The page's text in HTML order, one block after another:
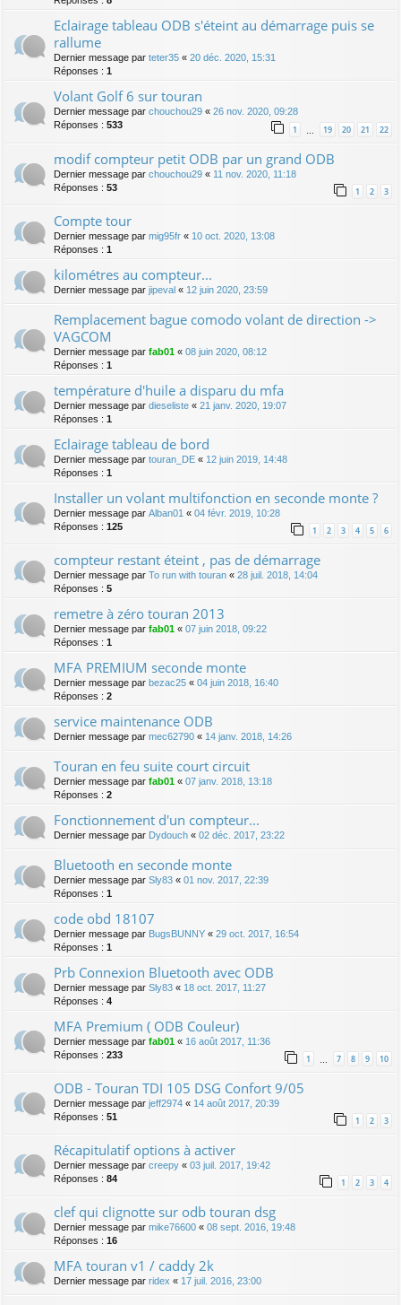
Eclairage tableau ODB s'éteint au démarrage puis se
rallume
Dernier message par teter35 « 20 déc. 2020, 15:31
Réponses : 1
Volant Golf 6 sur touran
Dernier message par chouchou29 « 26 nov. 2020, 09:28
Réponses : 533 1 19 20 21 22
modif compteur petit ODB par un grand ODB
Dernier message par chouchou29 « 11 nov. 2020, 11:18
Réponses : 53 1 2 3
Compte tour
Dernier message par mig95fr « 10 oct. 2020, 13:08
Réponses : 1
kilométres au compteur...
Dernier message par jipeval « 12 juin 2020, 23:59
Remplacement bague comodo volant de direction ->
VAGCOM
Dernier message par fab01 « 08 juin 2020, 08:12
Réponses : 1
température d'huile a disparu du mfa
Dernier message par dieseliste « 21 janv. 2020, 19:07
Réponses : 1
Eclairage tableau de bord
Dernier message par touran_DE « 12 juin 2019, 14:48
Réponses : 1
Installer un volant multifonction en seconde monte ?
Dernier message par Alban01 « 04 févr. 2019, 10:28
Réponses : 125 1 2 3 4 5 6
compteur restant éteint , pas de démarrage
Dernier message par To run with touran « 28 juil. 2018, 14:04
Réponses : 5
remetre à zéro touran 2013
Dernier message par fab01 « 07 juin 2018, 09:22
Réponses : 1
MFA PREMIUM seconde monte
Dernier message par bezac25 « 04 juin 2018, 16:40
Réponses : 2
service maintenance ODB
Dernier message par mec62790 « 14 janv. 2018, 14:26
Touran en feu suite court circuit
Dernier message par fab01 « 07 janv. 2018, 13:18
Réponses : 2
Fonctionnement d'un compteur...
Dernier message par Dydouch « 02 déc. 2017, 23:22
Bluetooth en seconde monte
Dernier message par Sly83 « 01 nov. 2017, 22:39
Réponses : 1
code obd 18107
Dernier message par BugsBUNNY « 29 oct. 2017, 16:54
Réponses : 1
Prb Connexion Bluetooth avec ODB
Dernier message par Sly83 « 18 oct. 2017, 11:27
Réponses : 4
MFA Premium ( ODB Couleur)
Dernier message par fab01 « 16 août 2017, 11:36
Réponses : 233 1 7 8 9 10
ODB - Touran TDI 105 DSG Confort 9/05
Dernier message par jeff2974 « 14 août 2017, 20:39
Réponses : 51 1 2 3
Récapitulatif options à activer
Dernier message par creepy « 03 juil. 2017, 19:42
Réponses : 84 1 2 3 4
clef qui clignotte sur odb touran dsg
Dernier message par mike76600 « 08 sept. 2016, 19:48
Réponses : 16
MFA touran v1 / caddy 2k
Dernier message par ridex « 17 juil. 2016, 23:00